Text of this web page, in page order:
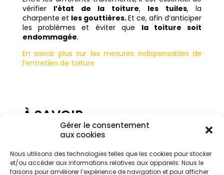
Gérer le consentement
aux cookies
Nous utilisons des technologies telles que les cookies pour stocker
et/ou accéder aux informations relatives aux appareils. Nous le
faisons pour améliorer l’expérience de navigation et pour afficher
vérifier l’état de la toiture, les tuiles, la
charpente et les gouttières.Et ce, afind’anticiper
les problèmes et éviter que la toiture soit
endommagée.
En savoir plus sur les mesures indispensables de
l’entretien de toiture
À SAVOIR
En fonction dutype de toiture
toiture. Pour undémoussagede sa toiture,
faireappel à un professionnelest conseillé.Les
professionnelssauront déterminer quelproduit